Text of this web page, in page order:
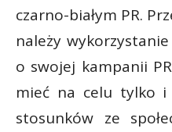
czarno-białym PR.
należy
o swojej kampanii
mieć na celu tylko i
stosunków ze